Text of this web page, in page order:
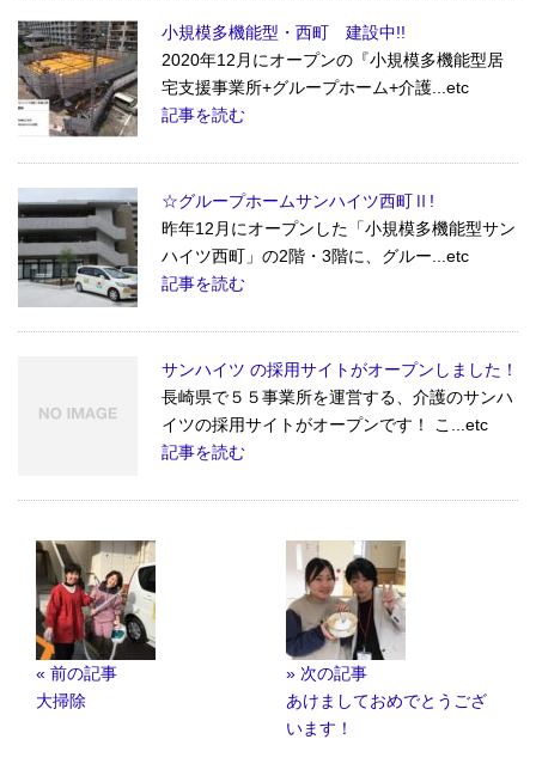
小規模多機能型・西町 建設中!!
2020年12月にオープンの『小規模多機能型居
宅支援事業所+グループホーム+介護...etc
記事を読む
☆グループホームサンハイツ西町Ⅱ!
昨年12月にオープンした「小規模多機能型サン
ハイツ西町」の2階・3階に、グルー...etc
記事を読む
サンハイツ の採用サイトがオープンしました！
長崎県で５５事業所を運営する、介護のサンハ
イツの採用サイトがオープンです！ こ...etc
記事を読む
« 前の記事
大掃除
» 次の記事
あけましておめでとうござ
います！